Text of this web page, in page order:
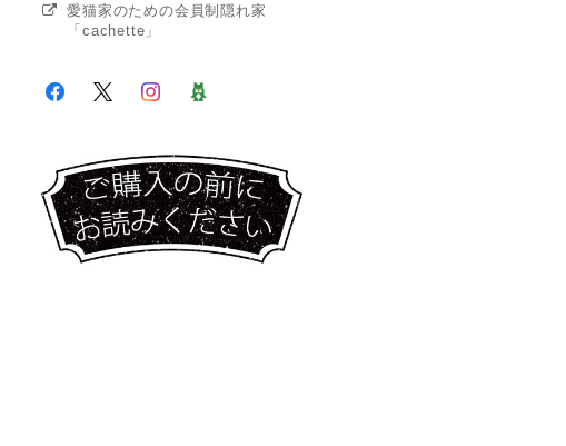
愛猫家のための会員制隠れ家
「cachette」